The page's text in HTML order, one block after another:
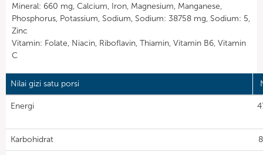
Mineral: 660 mg, Calcium, Iron, Magnesium, Manganese,
Phosphorus, Potassium, Sodium, Sodium: 38758 mg, Sodium: 5,
Zinc
Vitamin: Folate, Niacin, Riboflavin, Thiamin, Vitamin B6, Vitamin
C
Nilai gizi satu porsi
Energi
Karbohidrat